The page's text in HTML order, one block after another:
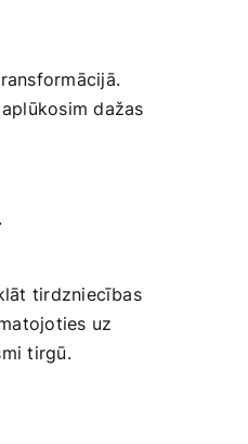
dažas
tirdzniecības
uz
‌tirgū.